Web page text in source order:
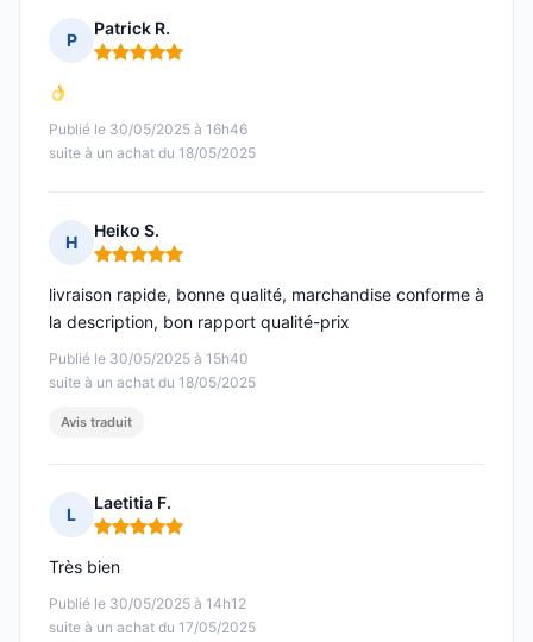
P
Patrick R.
Note : 5 sur 5
Publié le 30/05/2025 à 16h46
suite à un achat du 18/05/2025
H
Heiko S.
Note : 5 sur 5
Publié le 30/05/2025 à 15h40
suite à un achat du 18/05/2025
livraison rapide, bonne qualité, marchandise conforme à
la description, bon rapport qualité-prix
Avis traduit
L
Laetitia F.
Note : 5 sur 5
Publié le 30/05/2025 à 14h12
suite à un achat du 17/05/2025
Très bien